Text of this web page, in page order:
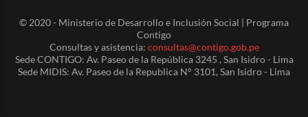
© 2020 - Ministerio de Desarrollo e Inclusión Social | Programa
Contigo
Consultas y asistencia: consultas@contigo.gob.pe
Sede CONTIGO: Av. Paseo de la República 3245 , San Isidro - Lima
Sede MIDIS: Av. Paseo de la Republica N° 3101, San Isidro - Lima